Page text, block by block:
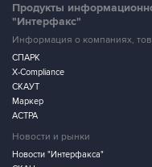
Продукты
"Интерфакс"
Информация о компаниях,
СПАРК
X-Compliance
СКАУТ
Маркер
АСТРА
Новости и рынки
Новости "Интерфакса"